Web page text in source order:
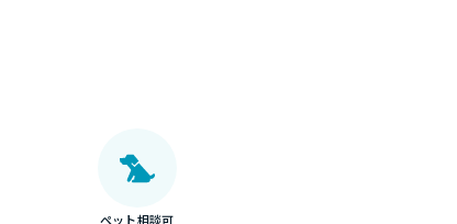
ペット相談可